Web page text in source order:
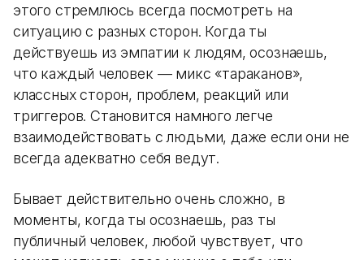
этого стремлюсь всегда посмотреть на
ситуацию с разных сторон. Когда ты
действуешь из эмпатии к людям, осознаешь,
что каждый человек — микс «тараканов»,
классных сторон, проблем, реакций или
триггеров. Становится намного легче
взаимодействовать с людьми, даже если они не
всегда адекватно себя ведут.
Бывает действительно очень сложно, в
моменты, когда ты осознаешь, раз ты
публичный человек, любой чувствует, что